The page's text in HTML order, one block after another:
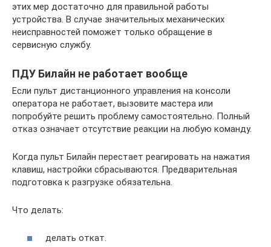
этих мер достаточно для правильной работы
устройства. В случае значительных механических
неисправностей поможет только обращение в
сервисную службу.
ПДУ Билайн не работает вообще
Если пульт дистанционного управления на консоли
оператора не работает, вызовите мастера или
попробуйте решить проблему самостоятельно. Полный
отказ означает отсутствие реакции на любую команду.
Когда пульт Билайн перестает реагировать на нажатия
клавиш, настройки сбрасываются. Предварительная
подготовка к разгрузке обязательна.
Что делать:
делать откат.